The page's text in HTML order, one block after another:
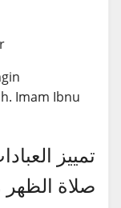
Imam Ibnu
تمييز
صلاة الظهر